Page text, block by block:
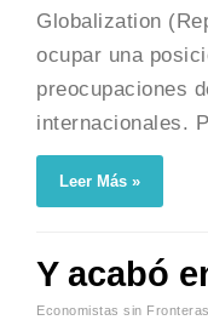
Globalization
ocupar una
preocupaciones
internacionales.
Leer Más »
Y acabó
Economistas sin Fronteras